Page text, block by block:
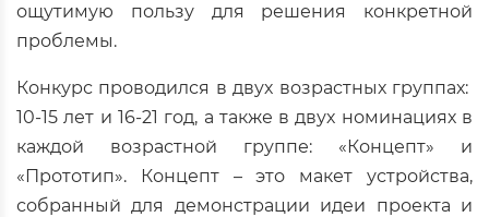
ощутимую пользу для решения конкретной
проблемы.
Конкурс проводился в двух возрастных группах:
10-15 лет и 16-21 год, а также в двух номинациях в
каждой возрастной группе: «Концепт» и
«Прототип». Концепт – это макет устройства,
собранный для демонстрации идеи проекта и